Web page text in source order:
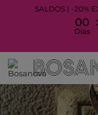
SALDOS | -20%
00
Dias
: